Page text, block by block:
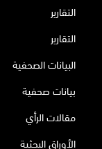
التقارير
التقارير
البيانات الصحفية
بيانات صحفية
مقالات الرأي
الأوراق البحثية